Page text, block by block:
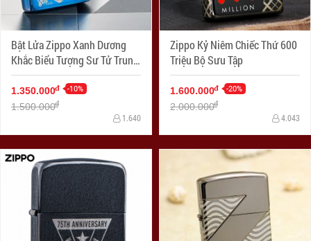
Bật Lửa Zippo Xanh Dương
Khắc Biểu Tượng Sư Tử Trung
Cổ
1.350.000đ -10%
1.500.000đ
1.640
Zippo Kỷ Niêm Chiếc Thứ 600
Triệu Bộ Sưu Tập
1.600.000đ -20%
2.000.000đ
4.043